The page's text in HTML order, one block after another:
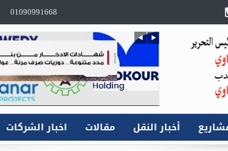
01090991668
أخبار النقل مقالات اخبار الشركات